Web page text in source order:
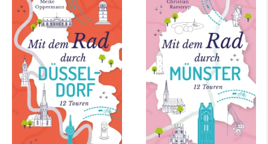
Mit dem Rad durch
Düsseldorf
mehr Infos …
Mit dem Rad durch
Münster
mehr Infos …